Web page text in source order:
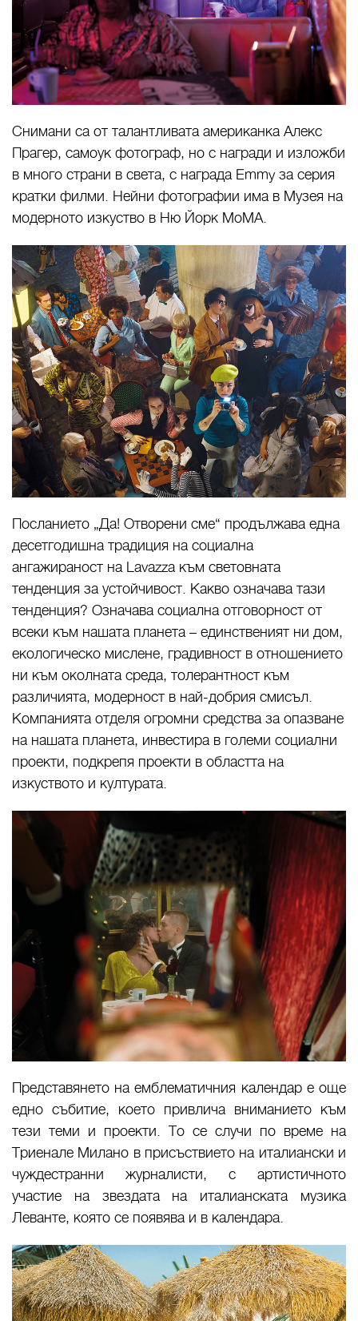
Снимани са от талантливата американка Алекс
Прагер, самоук фотограф, но с награди и изложби
в много страни в света, с награда Emmyза серия
кратки филми. Нейни фотографии има в Музея на
модерното изкуство в Ню Йорк МоМА.
Посланието „Да! Отворени сме“ продължава една
десетгодишна традиция на социална
ангажираност на Lavazzaкъм световната
тенденция за устойчивост. Какво означава тази
тенденция? Означава социална отговорност от
всеки към нашата планета – единственият ни дом,
екологическо мислене, градивност в отношението
ни към околната среда, толерантност към
различията, модерност в най-добрия смисъл.
Компанията отделя огромни средства за опазване
на нашата планета, инвестира в големи социални
проекти, подкрепя проекти в областта на
изкуството и културата.
Представянето на емблематичния календар е още
едно събитие, което привлича вниманието към
тези теми и проекти. То се случи по време на
Триенале Милано в присъствието на италиански и
чуждестранни журналисти, с артистичното
участие на звездата на италианската музика
Леванте, която се появява и в календара.